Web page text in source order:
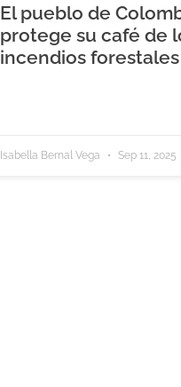
El pueblo de
protege su café de
incendios forestales
Isabella Bernal Vega Sep 11, 2025